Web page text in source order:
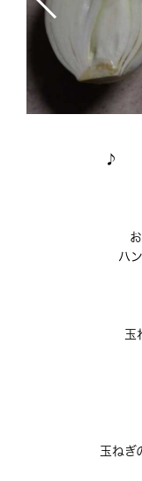
♪ 花
ハ
玉
玉ねぎ